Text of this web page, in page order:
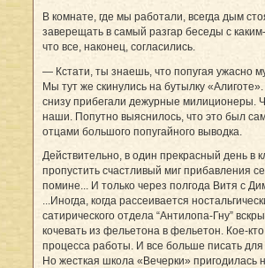
В комнате, где мы работали, всегда дым
заверещать в самый разгар беседы с
что все, наконец, согласились.
— Кстати, ты знаешь, что попугая ужасно
Мы тут же скинулись на бутылку
снизу прибегали дежурные милиционеры.
наши. Попутно выяснилось, что это был
отцами большого попугайного выводка.
Действительно, в один прекрасный день в
пропустить счастливый миг прибавления
помине... И только через полгода Витя с
...Иногда, когда рассеивается
сатирического отдела “Антилопа-Гну”
кочевать из фельетона в фельетон. Кое-
процесса работы. И все больше писать для
Но жесткая школа «Вечерки» пригодилась